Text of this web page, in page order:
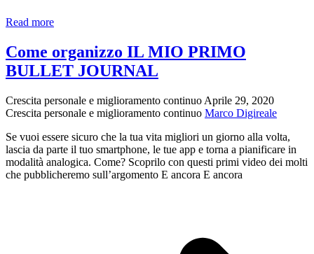
Read moreBullet
guida
completa
Come organizzo IL MIO PRIMO
BULLET JOURNAL
Crescita personale e miglioramento continuo Aprile 29, 2020
Crescita personale e miglioramento continuo Marco Digireale
Se vuoi essere sicuro che la tua vita migliori un giorno alla volta,
lascia da parte il tuo smartphone, le tue app e torna a pianificare in
modalità analogica. Come? Scoprilo con questi primi video dei molti
che pubblicheremo sull’argomento E ancora E ancora